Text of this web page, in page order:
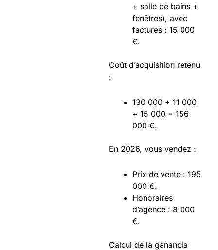
+ salle de bains +
fenêtres), avec
factures : 15 000
€.
Coût d’acquisition retenu
:
130 000 + 11 000
+ 15 000 = 156
000 €.
En 2026, vous vendez :
Prix de vente : 195
000 €.
Honoraires
d’agence : 8 000
€.
Calcul de la ganancia